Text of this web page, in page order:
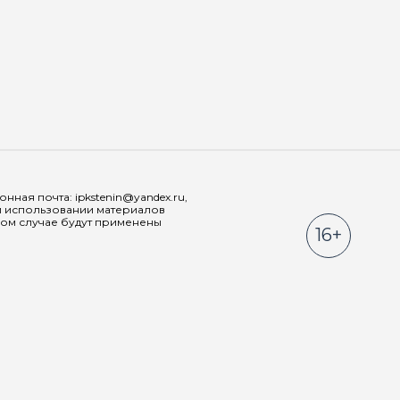
почта: ipkstenin@yandex.ru,
материалов
случае будут применены
16+